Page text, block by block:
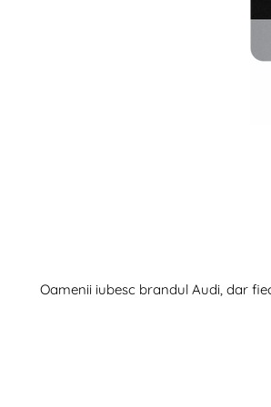
Oamenii iubesc brandul Audi, dar